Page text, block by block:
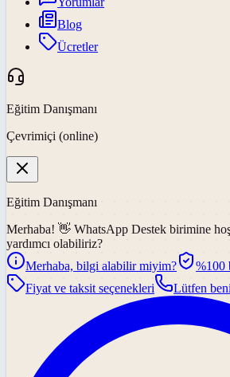
Blog
Ücretler
Eğitim Danışmanı
Çevrimiçi (online)
Eğitim Danışmanı
Merhaba! 👋 WhatsApp Destek birimine
yardımcı olabiliriz?
Merhaba, bilgi alabilir miyim?
%100
Fiyat ve taksit seçenekleri
Lütfen beni